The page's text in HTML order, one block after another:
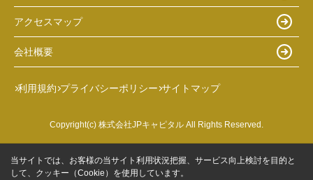
アクセスマップ
会社概要
利用規約 プライバシーポリシー サイトマップ
Copyright(c) 株式会社JPキャピタル All Rights Reserved.
当サイトでは、お客様の当サイト利用状況把握、サービス向上検討を目的と
して、クッキー（Cookie）を使用しています。